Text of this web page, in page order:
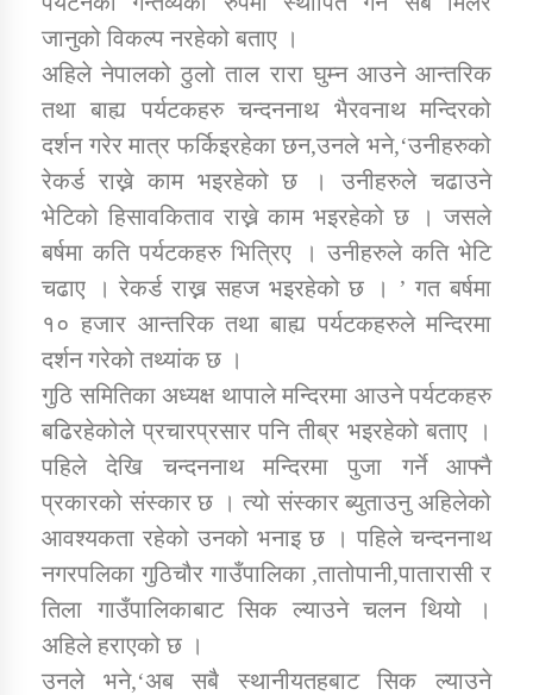
कर्णाली प्रविधि शिक्षालय जुम्लाको सुचना
सामाजिक बिकास कार्यालय जुम्लाकाे सुचना
कार्यक्रम कार्यान्वयन एकाई जुम्लाको सुचना
कर्णाली प्राविधि शिक्षालय जुम्लाको सुचना
जानुको विकल्प नरहेको बताए ।
अहिले नेपालको ठुलो ताल रारा घुम्न आउने आन्तरिक
तथा बाह्य पर्यटकहरु चन्दननाथ भैरवनाथ मन्दिरको
दर्शन गरेर मात्र फर्किइरहेका छन,उनले भने,‘उनीहरुको
रेकर्ड राख्ने काम भइरहेको छ । उनीहरुले चढाउने
भेटिको हिसावकिताव राख्ने काम भइरहेको छ । जसले
बर्षमा कति पर्यटकहरु भित्रिए । उनीहरुले कति भेटि
चढाए । रेकर्ड राख्न सहज भइरहेको छ । ’ गत बर्षमा
१० हजार आन्तरिक तथा बाह्य पर्यटकहरुले मन्दिरमा
दर्शन गरेको तथ्यांक छ ।
गुठि समितिका अध्यक्ष थापाले मन्दिरमा आउने पर्यटकहरु
बढिरहेकोले प्रचारप्रसार पनि तीब्र भइरहेको बताए ।
पहिले देखि चन्दननाथ मन्दिरमा पुजा गर्ने आफ्नै
प्रकारको संस्कार छ । त्यो संस्कार ब्युताउनु अहिलेको
आवश्यकता रहेको उनको भनाइ छ । पहिले चन्दननाथ
नगरपलिका गुठिचौर गाउँपालिका ,तातोपानी,पातारासी र
तिला गाउँपालिकाबाट सिक ल्याउने चलन थियो ।
अहिले हराएको छ ।
उनले भने,‘अब सबै स्थानीयतहबाट सिक ल्याउने